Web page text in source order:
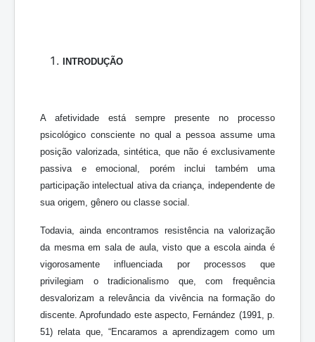
INTRODUÇÃO
A afetividade está sempre presente no processo
psicológico consciente no qual a pessoa assume uma
posição valorizada, sintética, que não é exclusivamente
passiva e emocional, porém inclui também uma
participação intelectual ativa da criança, independente de
sua origem, gênero ou classe social.
Todavia, ainda encontramos resistência na valorização
da mesma em sala de aula, visto que a escola ainda é
vigorosamente influenciada por processos que
privilegiam o tradicionalismo que, com frequência
desvalorizam a relevância da vivência na formação do
discente. Aprofundado este aspecto, Fernández (1991, p.
51) relata que, “Encaramos a aprendizagem como um